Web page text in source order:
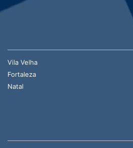
Vila Velha
Fortaleza
Natal